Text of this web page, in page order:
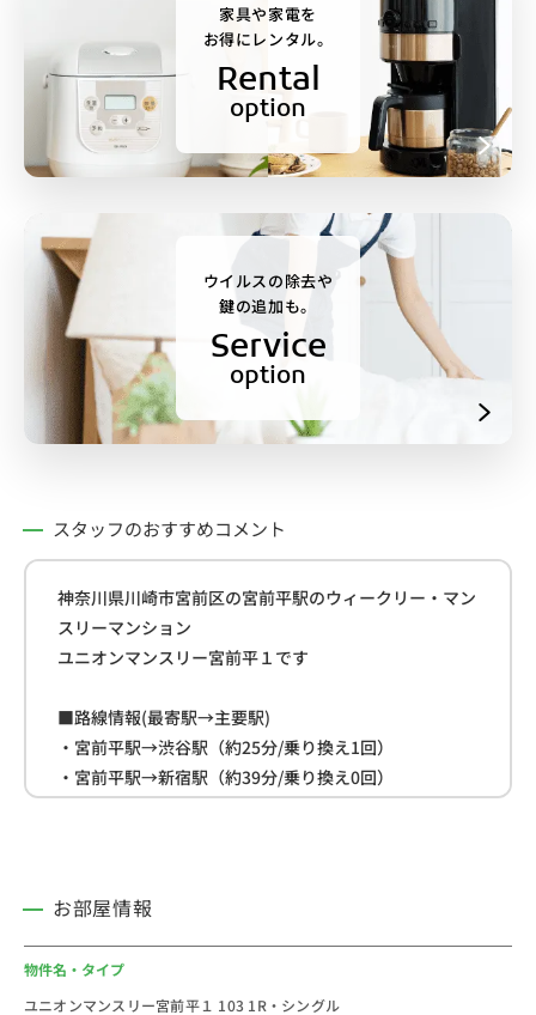
家具や家電を
お得にレンタル。
Rental
option
ウイルスの除去や
鍵の追加も。
Service
option
スタッフのおすすめコメント
神奈川県川崎市宮前区の宮前平駅のウィークリー・マン
スリーマンション
ユニオンマンスリー宮前平１です
■路線情報(最寄駅→主要駅)
・宮前平駅→渋谷駅（約25分/乗り換え1回）
・宮前平駅→新宿駅（約39分/乗り換え0回）
・宮前平駅→池袋駅（約44分/乗り換え1回）
・セブン-イレブン 川崎小台２丁目店(約300m)
・小台公園(約400m)
お部屋情報
物件名・タイプ
ユニオンマンスリー宮前平１ 103 1R・シングル